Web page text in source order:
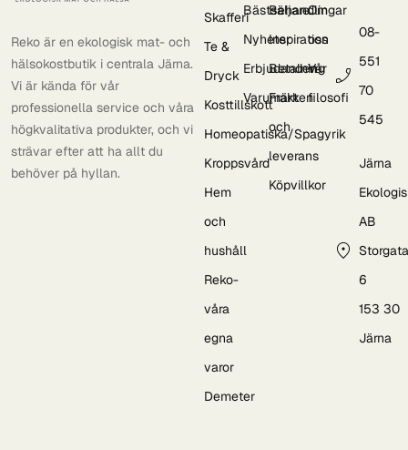
Reko är en ekologisk mat- och
hälsokostbutik i centrala Järna.
Vi är kända för vår
professionella service och våra
högkvalitativa produkter, och vi
strävar efter att ha allt du
behöver på hyllan.
Skafferi
Te &
Dryck
Kosttillskott
Homeopatiska/Spagyrik
Kroppsvård
Hem
och
hushåll
Reko-
våra
egna
varor
Demeter
Bästsäljare
Nyheter
Erbjudanden
Varumärken
Behandlingar
Inspiration
Betalning
Frakt
och
leverans
Köpvillkor
Om
oss
Vår
filosofi
08-
551
70
545
Järna
AB
6
153 30
Järna